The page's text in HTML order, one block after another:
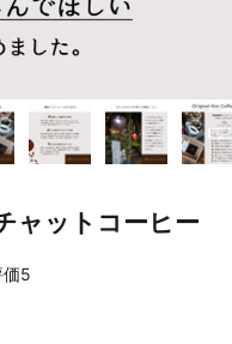
ャットコーヒー
5